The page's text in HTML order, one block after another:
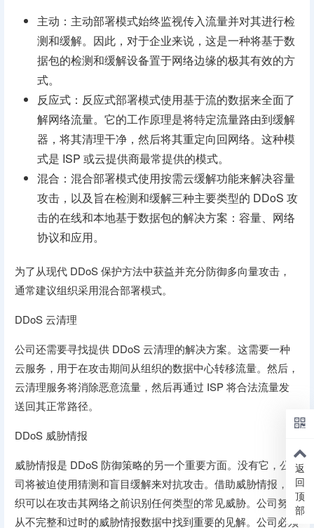
主动：主动部署模式始终监视传入流量并对其进行检
测和缓解。因此，对于企业来说，这是一种将基于数
据包的检测和缓解设备置于网络边缘的极其有效的方
式。
反应式：反应式部署模式使用基于流的数据来全面了
解网络流量。它的工作原理是将特定流量路由到缓解
器，将其清理干净，然后将其重定向回网络。这种模
式是 ISP 或云提供商最常提供的模式。
混合：混合部署模式使用按需云缓解功能来解决容量
攻击，以及旨在检测和缓解三种主要类型的 DDoS 攻
击的在线和本地基于数据包的解决方案：容量、网络
协议和应用。
为了从现代 DDoS 保护方法中获益并充分防御多向量攻击，
通常建议组织采用混合部署模式。
DDoS 云清理
公司还需要寻找提供 DDoS 云清理的解决方案。这需要一种
云服务，用于在攻击期间从组织的数据中心转移流量。然后，
云清理服务将消除恶意流量，然后再通过 ISP 将合法流量发
送回其正常路径。
DDoS 威胁情报
威胁情报是 DDoS 防御策略的另一个重要方面。没有它，公
司将被迫使用猜测和盲目缓解来对抗攻击。借助威胁情报，组
织可以在攻击其网络之前识别任何类型的常见威胁。公司努力
从不完整和过时的威胁情报数据中找到重要的见解。公司必须
返
回
顶
部